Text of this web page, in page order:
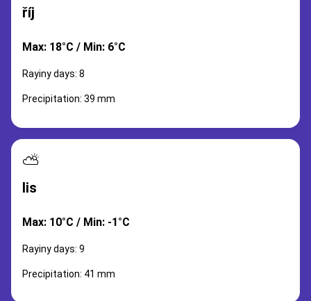
říj
Max: 18°C / Min: 6°C
Rayiny days: 8
Precipitation: 39 mm
⛅
lis
Max: 10°C / Min: -1°C
Rayiny days: 9
Precipitation: 41 mm